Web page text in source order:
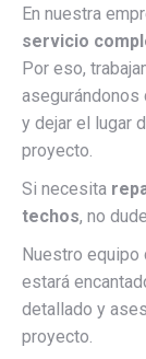
En nuestra
servicio
Por eso,
asegurándonos
y dejar el lugar
proyecto.
Si necesita
techos, no
Nuestro
estará
detallado y
proyecto.